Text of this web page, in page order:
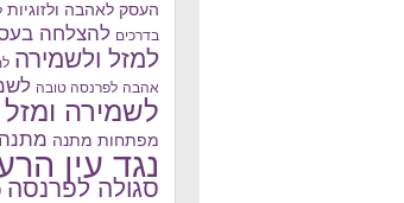
העסק לאהבה ולזוגיות
בדרכים להצלחה
למזל ולשמירה
אהבה לפרנסה טובה
לשמירה ומזל
מפתחות מתנה
נגד עין
סגולה לפרנסה